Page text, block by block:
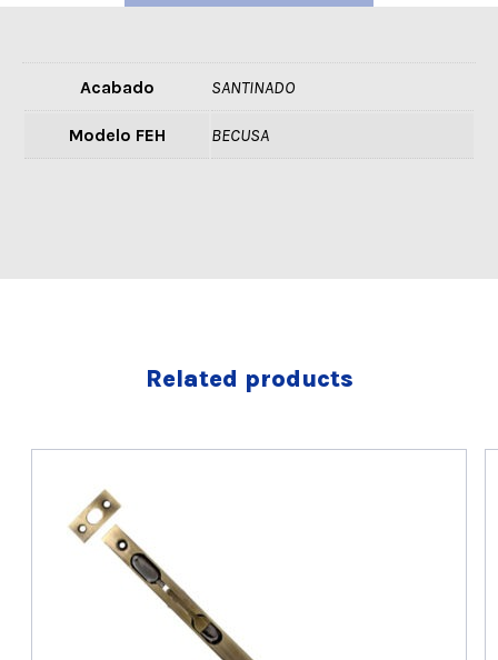
Acabado SANTINADO
Modelo FEH BECUSA
Related products